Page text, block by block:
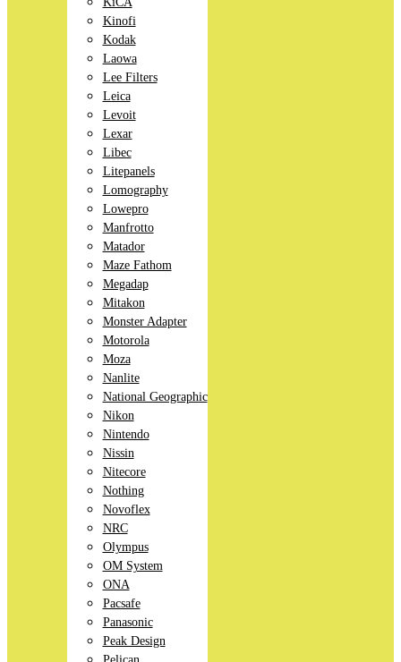
Kinofi
Kodak
Laowa
Lee Filters
Leica
Levoit
Lexar
Libec
Litepanels
Lomography
Lowepro
Manfrotto
Matador
Maze Fathom
Megadap
Mitakon
Monster Adapter
Motorola
Moza
Nanlite
National Geographic
Nikon
Nintendo
Nissin
Nitecore
Nothing
Novoflex
NRC
Olympus
OM System
ONA
Pacsafe
Panasonic
Peak Design